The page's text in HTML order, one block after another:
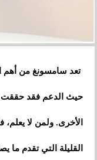
تعد سامسونغ من أهم
حيث الدعم فقد حققت
الأخرى. ولمن لا